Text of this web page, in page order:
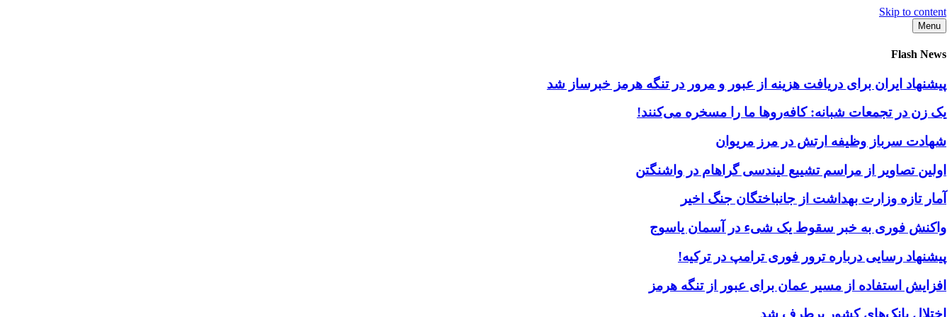
Skip to content
Menu
Flash News
پیشنهاد ایران برای دریافت هزینه از عبور و مرور در تنگه هرمز خبرساز شد
یک زن در تجمعات شبانه: کافه‌روها ما را مسخره می‌کنند!
شهادت سرباز وظیفه ارتش در مرز مریوان
اولین تصاویر از مراسم تشییع لیندسی گراهام در واشنگتن
آمار تازه وزارت بهداشت از جانباختگان جنگ اخیر
واکنش فوری به خبر سقوط یک شیء در آسمان یاسوج
پیشنهاد رسایی درباره ترور فوری ترامپ در ترکیه!
افزایش استفاده از مسیر عمان برای عبور از تنگه هرمز
اختلال بانک‌های کشور برطرف شد